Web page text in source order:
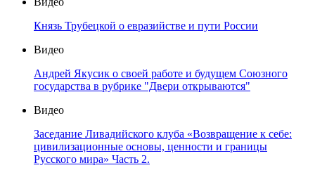
Князь Трубецкой о евразийстве и пути России
Видео
Андрей Якусик о своей работе и будущем Союзного
государства в рубрике "Двери открываются"
Видео
Заседание Ливадийского клуба «Возвращение к себе:
цивилизационные основы, ценности и границы
Русского мира» Часть 2.